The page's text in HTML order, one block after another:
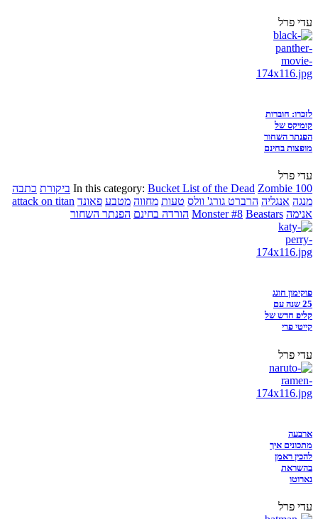
עדי פרל
לזכרו: חוברות
קומיקס של
הפנתר השחור
מופצות בחינם
עדי פרל
In this category: Bucket List of the Dead Zombie 100 ביקורת כתבה
מנגה אנגליה הרברט גורג' וולס טעות מחווה מטבע פאונד attack on titan
אנימה
Monster #8 Beastars הורדה בחינם הפנתר השחור
פוקימון חוגג
25 שנה עם
קליפ חדש של
קייטי פרי
עדי פרל
ארבעה
מתכונים איך
להכין ראמן
בהשראת
נארוטו
עדי פרל